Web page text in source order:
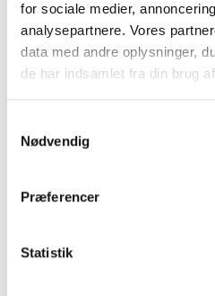
for sociale medier,
analysepartnere. Vores
data med andre oplysninger,
de har indsamlet fra din brug
Nødvendig
Præferencer
Statistik
børnevenlig med tydelige
Flyer Blue passer perfekt til
fokus på transportmidler, dyr
matches med Zebra Flyer Pink
en gennemført dyre- og